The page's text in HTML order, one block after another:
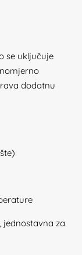
se uključuje
dodatnu
jednostavna za